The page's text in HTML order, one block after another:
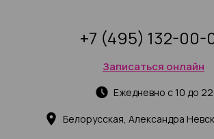
Белорусская, Александра
Ежедневно с 10 до 22
Записаться онлайн
+7 (495) 132-00-